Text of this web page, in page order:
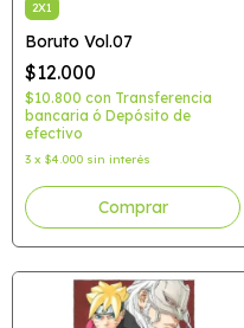
2X1
Boruto Vol.07
$12.000
$10.800 con Transferencia
bancaria ó Depósito de
efectivo
3 x $4.000 sin interés